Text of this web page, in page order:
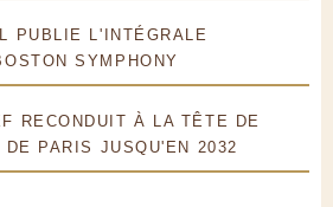
PUBLIE L'INTÉGRALE
SYMPHONY
RECONDUIT À LA TÊTE DE
DE PARIS JUSQU'EN 2032